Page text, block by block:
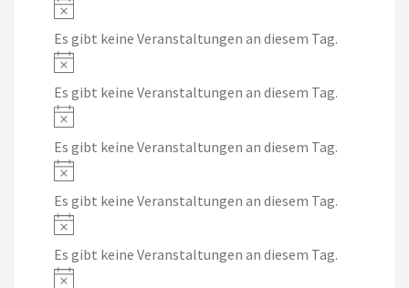
Notice
Es gibt keine Veranstaltungen an diesem Tag.
Notice
Es gibt keine Veranstaltungen an diesem Tag.
Notice
Es gibt keine Veranstaltungen an diesem Tag.
Notice
Es gibt keine Veranstaltungen an diesem Tag.
Notice
Es gibt keine Veranstaltungen an diesem Tag.
Notice